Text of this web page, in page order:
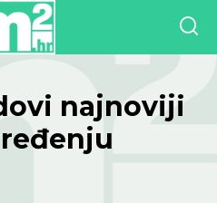
najnoviji